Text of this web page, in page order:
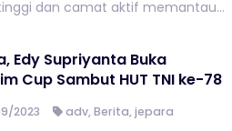
dan camat aktif memantau...
Edy Supriyanta Buka
Cup Sambut HUT TNI ke-78
2023 adv,Berita,jepara